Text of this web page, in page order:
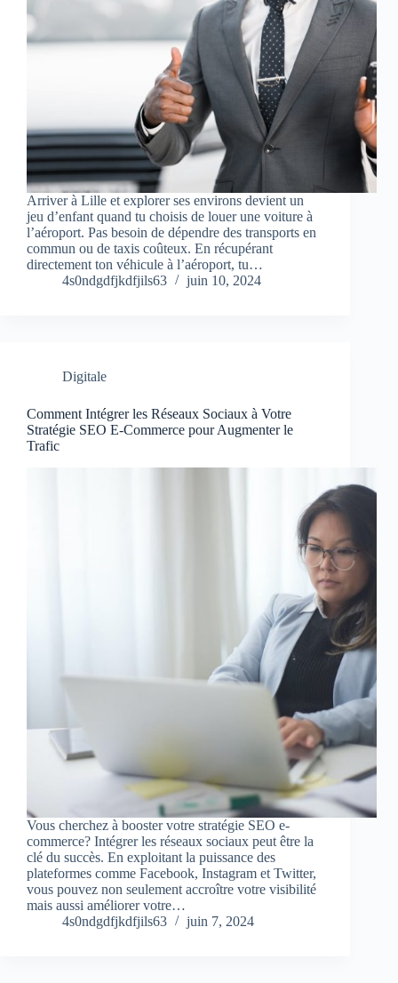
Arriver à Lille et explorer ses environs devient un
jeu d’enfant quand tu choisis de louer une voiture à
l’aéroport. Pas besoin de dépendre des transports en
commun ou de taxis coûteux. En récupérant
directement ton véhicule à l’aéroport, tu…
4s0ndgdfjkdfjils63
juin 10, 2024
Digitale
Comment Intégrer les Réseaux Sociaux à Votre
Stratégie SEO E-Commerce pour Augmenter le
Trafic
Vous cherchez à booster votre stratégie SEO e-
commerce? Intégrer les réseaux sociaux peut être la
clé du succès. En exploitant la puissance des
plateformes comme Facebook, Instagram et Twitter,
vous pouvez non seulement accroître votre visibilité
mais aussi améliorer votre…
4s0ndgdfjkdfjils63
juin 7, 2024